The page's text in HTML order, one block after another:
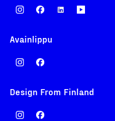
Avainlippu
Design From Finland